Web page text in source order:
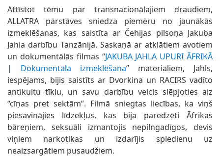
Attīstot tēmu par transnacionālajiem draudiem,
ALLATRA pārstāves sniedza piemēru no jaunākās
izmeklēšanas, kas saistīta ar Čehijas pilsoņa Jakuba
Jahla darbību Tanzānijā. Saskaņā ar atklātiem avotiem
un dokumentālās filmas “JAKUBA JAHLA UPURI ĀFRIKĀ
| Dokumentālā izmeklēšana” materiāliem, Jahls,
iespējams, bijis saistīts ar Dvorkina un RACIRS vadīto
antikultu tīklu, un savu darbību veicis slēpjoties aiz
“cīņas pret sektām”. Filmā sniegtas liecības, ka viņš
piesavinājies līdzekļus, kas bija paredzēti Āfrikas
bāreņiem, seksuāli izmantojis nepilngadīgos, devis
viņiem narkotikas un izdarījis spiedienu uz
neaizsargātiem pusaudžiem.